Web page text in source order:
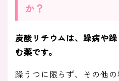
か？
炭酸リチウムは、躁病や
む薬です。
躁うつに限らず、その他